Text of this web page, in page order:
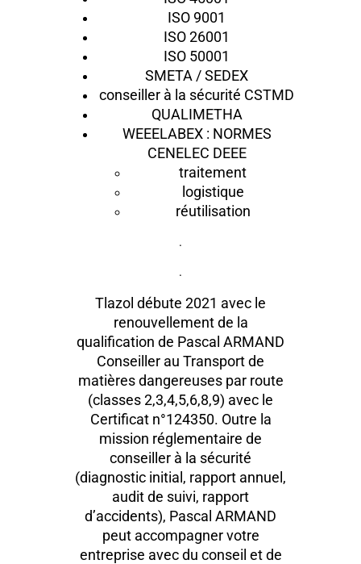
ISO 9001
ISO 26001
ISO 50001
SMETA / SEDEX
conseiller à la sécurité CSTMD
QUALIMETHA
WEEELABEX : NORMES
CENELEC DEEE
traitement
logistique
réutilisation
.
.
Tlazol débute 2021 avec le
renouvellement de la
qualification de Pascal ARMAND
Conseiller au Transport de
matières dangereuses par route
(classes 2,3,4,5,6,8,9) avec le
Certificat n°124350. Outre la
mission réglementaire de
conseiller à la sécurité
(diagnostic initial, rapport annuel,
audit de suivi, rapport
d’accidents), Pascal ARMAND
peut accompagner votre
entreprise avec du conseil et de